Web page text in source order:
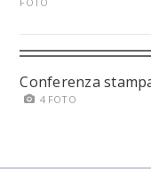
Conferenza
4 FOTO